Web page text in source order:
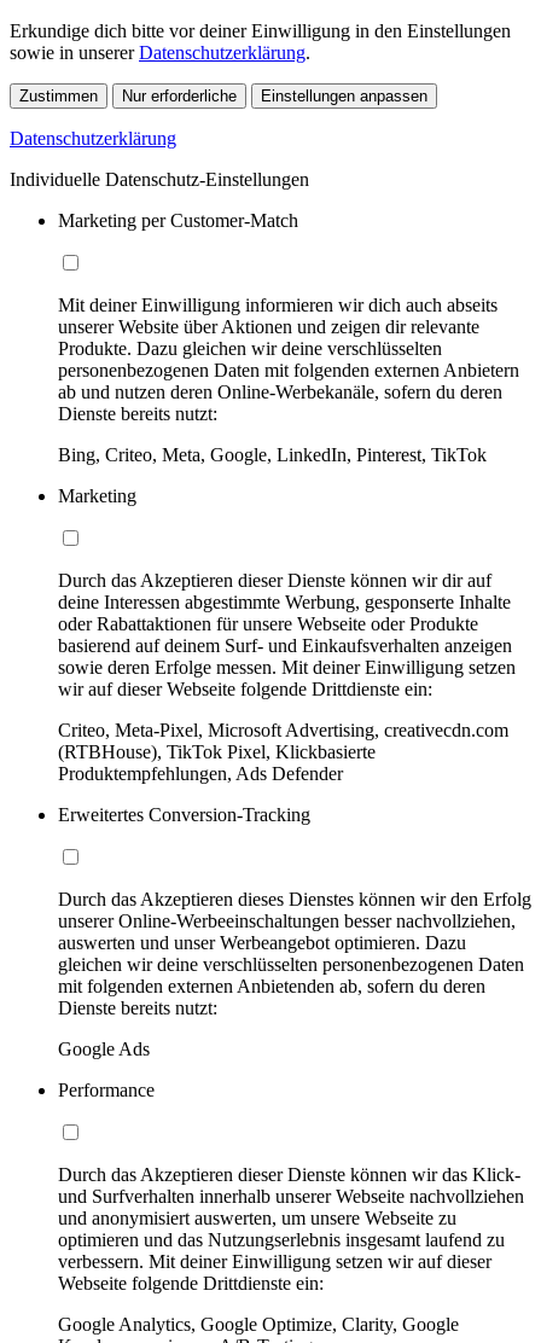
Erkundige dich bitte vor deiner Einwilligung in den Einstellungen
sowie in unsererDatenschutzerklärung.
Zustimmen Nur erforderliche Einstellungen anpassen
Datenschutzerklärung
Individuelle Datenschutz-Einstellungen
Marketing per Customer-Match
Mit deiner Einwilligung informieren wir dich auch abseits
unserer Website über Aktionen und zeigen dir relevante
Produkte. Dazu gleichen wir deine verschlüsselten
personenbezogenen Daten mit folgenden externen Anbietern
ab und nutzen deren Online-Werbekanäle, sofern du deren
Dienste bereits nutzt:
Bing, Criteo, Meta, Google, LinkedIn, Pinterest, TikTok
Marketing
Durch das Akzeptieren dieser Dienste können wir dir auf
deine Interessen abgestimmte Werbung, gesponserte Inhalte
oder Rabattaktionen für unsere Webseite oder Produkte
basierend auf deinem Surf- und Einkaufsverhalten anzeigen
sowie deren Erfolge messen. Mit deiner Einwilligung setzen
wir auf dieser Webseite folgende Drittdienste ein:
Criteo, Meta-Pixel, Microsoft Advertising, creativecdn.com
(RTBHouse), TikTok Pixel, Klickbasierte
Produktempfehlungen, Ads Defender
Erweitertes Conversion-Tracking
Durch das Akzeptieren dieses Dienstes können wir den Erfolg
unserer Online-Werbeeinschaltungen besser nachvollziehen,
auswerten und unser Werbeangebot optimieren. Dazu
gleichen wir deine verschlüsselten personenbezogenen Daten
mit folgenden externen Anbietenden ab, sofern du deren
Dienste bereits nutzt:
Google Ads
Performance
Durch das Akzeptieren dieser Dienste können wir das Klick-
und Surfverhalten innerhalb unserer Webseite nachvollziehen
und anonymisiert auswerten, um unsere Webseite zu
optimieren und das Nutzungserlebnis insgesamt laufend zu
verbessern. Mit deiner Einwilligung setzen wir auf dieser
Webseite folgende Drittdienste ein:
Google Analytics, Google Optimize, Clarity, Google